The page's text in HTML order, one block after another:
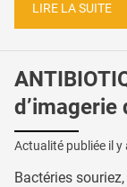
LIRE LA SUITE
Actualité publiée il y
Bactéries